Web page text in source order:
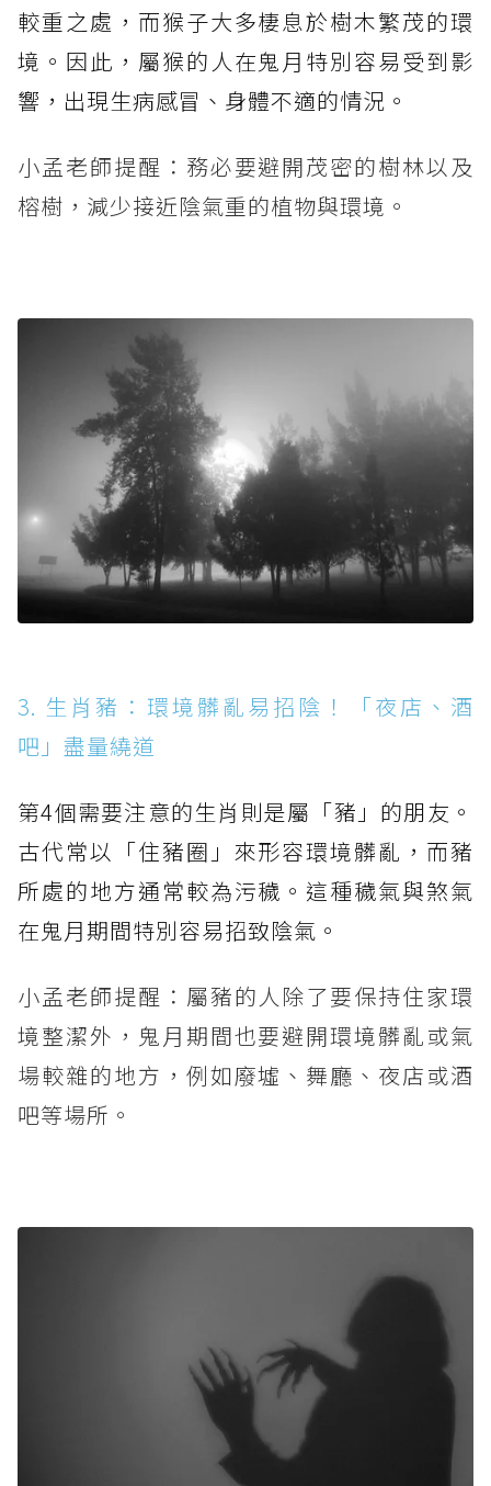
較重之處，而猴子大多棲息於樹木繁茂的環
境。因此，屬猴的人在鬼月特別容易受到影
響，出現生病感冒、身體不適的情況。
小孟老師提醒：務必要避開茂密的樹林以及
榕樹，減少接近陰氣重的植物與環境。
3. 生肖豬：環境髒亂易招陰！「夜店、酒
吧」盡量繞道
第4個需要注意的生肖則是屬「豬」的朋友。
古代常以「住豬圈」來形容環境髒亂，而豬
所處的地方通常較為污穢。這種穢氣與煞氣
在鬼月期間特別容易招致陰氣。
小孟老師提醒：屬豬的人除了要保持住家環
境整潔外，鬼月期間也要避開環境髒亂或氣
場較雜的地方，例如廢墟、舞廳、夜店或酒
吧等場所。